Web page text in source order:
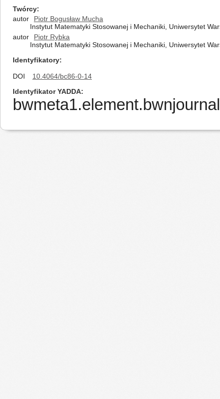
Twórcy
autor
Piotr Bogusław Mucha
Instytut Matematyki Stosowanej i Mechaniki, Uniwersytet
autor
Piotr Rybka
Instytut Matematyki Stosowanej i Mechaniki, Uniwersytet
Identyfikatory
DOI
10.4064/bc86-0-14
Identyfikator YADDA